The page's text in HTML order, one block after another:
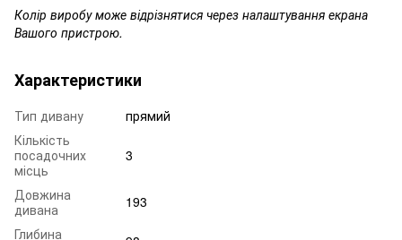
Колір виробу може відрізнятися через налаштування екрана
Вашого пристрою.
Характеристики
Тип дивану
прямий
Кількість
посадочних
місць
3
Довжина
дивана
193
Глибина